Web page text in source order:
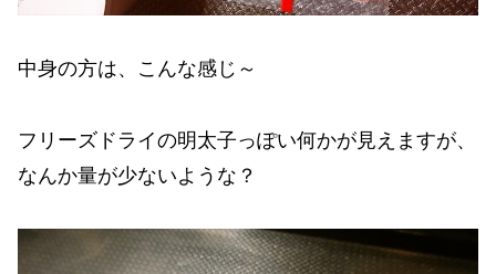
中身の方は、こんな感じ～
フリーズドライの明太子っぽい何かが見えますが、
なんか量が少ないような？